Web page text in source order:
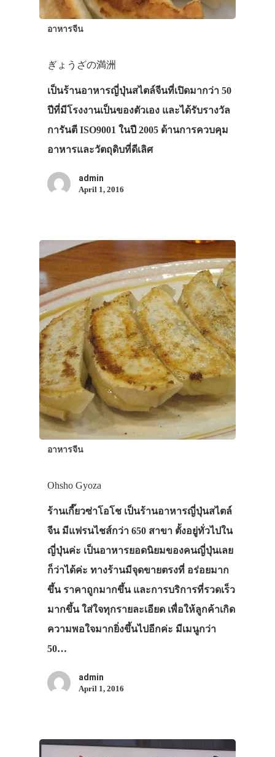
อาหารจีน
ぎょうざの満洲
เป็นร้านอาหารญี่ปุ่นสไตล์จีนที่เปิดมากว่า 50
ปีที่มีโรงงานเป็นของตัวเอง และได้รับรางวัล
การันตี ISO9001 ในปี 2005 ด้านการควบคุม
อาหารและวัตถุดิบที่ดีเลิศ
admin
April 1, 2016
อาหารจีน
Ohsho Gyoza
ร้านเกี๊ยวซ่าโอโช เป็นร้านอาหารญี่ปุ่นสไตล์
จีน มีแฟรนไชส์กว่า 650 สาขา ตั้งอยู่ทั่วไปใน
ญี่ปุ่นค่ะ เป็นอาหารยอดนิยมของคนญี่ปุ่นเลย
ก็ว่าได้ค่ะ ทางร้านมีจุดขายตรงที่ อร่อยมาก
ขึ้น ราคาถูกมากขึ้น และการบริการที่รวดเร็ว
มากขึ้น ใส่ใจทุกรายละเอียด เพื่อให้ลูกค้าเกิด
ความพอใจมากยิ่งขึ้นไปอีกค่ะ มีเมนูกว่า
50…
admin
April 1, 2016
ประเทศญี่ปุ่น
รถบัส
เดินทาง
ภาพประทับใจ